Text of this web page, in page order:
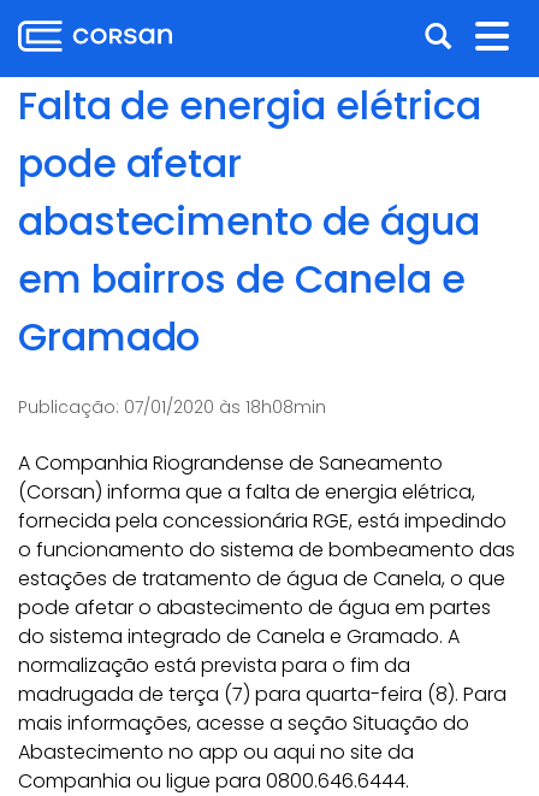
para
o
conteúdo
para
menu
para
busca
para
o
conteúdo
Abrir
a
busca
Falta de energia elétrica
pode afetar
abastecimento de água
em bairros de Canela e
Gramado
Publicação: 07/01/2020 às 18h08min
A Companhia Riograndense de Saneamento
(Corsan) informa que a falta de energia elétrica,
fornecida pela concessionária RGE, está impedindo
o funcionamento do sistema de bombeamento das
estações de tratamento de água de Canela, o que
pode afetar o abastecimento de água em partes
do sistema integrado de Canela e Gramado. A
normalização está prevista para o fim da
madrugada de terça (7) para quarta-feira (8). Para
mais informações, acesse a seção Situação do
Abastecimento no app ou aqui no site da
Companhia ou ligue para 0800.646.6444.